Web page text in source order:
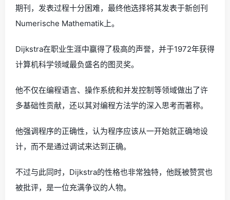
期刊，发表过程十分困难，最终他选择将其发表于新创刊
Numerische Mathematik上。
Dijkstra在职业生涯中赢得了极高的声誉，并于1972年获得
计算机科学领域最负盛名的图灵奖。
他不仅在编程语言、操作系统和并发控制等领域做出了许
多基础性贡献，还以其对编程方法学的深入思考而著称。
他强调程序的正确性，认为程序应该从一开始就正确地设
计，而不是通过调试来达到正确。
不过与此同时，Dijkstra的性格也非常独特，他既被赞赏也
被批评，是一位充满争议的人物。